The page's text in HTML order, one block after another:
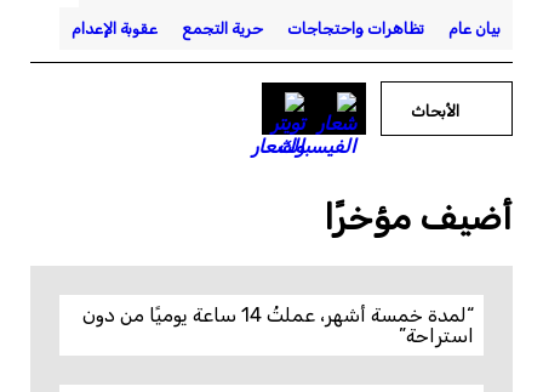
بيان عام تظاهرات واحتجاجات حرية التجمع عقوبة الإعدام
الأبحاث
أضيف مؤخرًا
“لمدة خمسة أشهر، عملتُ 14 ساعة يوميًا من دون
استراحة”